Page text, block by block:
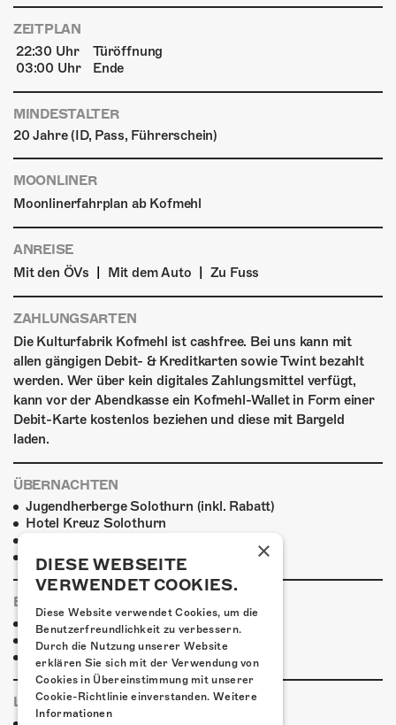
ZEITPLAN
22:30 Uhr
Türöffnung
03:00 Uhr
Ende
MINDESTALTER
20 Jahre (ID, Pass, Führerschein)
MOONLINER
Moonlinerfahrplan ab Kofmehl
ANREISE
Mit den ÖVs
Mit dem Auto Zu Fuss
ZAHLUNGSARTEN
Die Kulturfabrik Kofmehl ist cashfree. Bei uns kann mit
allen gängigen Debit- & Kreditkarten sowie Twint bezahlt
werden. Wer über kein digitales Zahlungsmittel verfügt,
kann vor der Abendkasse ein Kofmehl-Wallet in Form einer
Debit-Karte kostenlos beziehen und diese mit Bargeld
laden.
ÜBERNACHTEN
Jugendherberge Solothurn (inkl. Rabatt)
Hotel Kreuz Solothurn
Weitere Unterkünfte
ESSENSTIPPS
Pier 11
Restaurant Kreuz
Pittaria
LINKS & PARTNER
×
DIESE WEBSEITE
VERWENDET COOKIES.
Diese Website verwendet Cookies, um die
Benutzerfreundlichkeit zu verbessern.
Durch die Nutzung unserer Website
erklären Sie sich mit der Verwendung von
Cookies in Übereinstimmung mit unserer
Cookie-Richtlinie einverstanden. Weitere
Informationen